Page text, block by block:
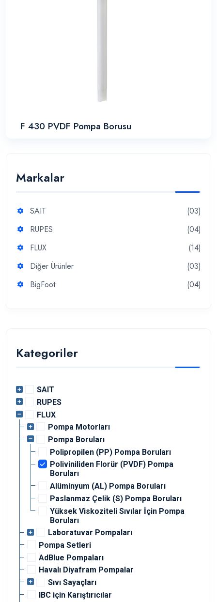
F 430 PVDF Pompa Borusu
Markalar
SAIT
(03)
RUPES
(04)
FLUX
(14)
Diğer Ürünler
(03)
BigFoot
(04)
Kategoriler
SAIT
RUPES
FLUX
Pompa Motorları
Pompa Boruları
Polipropilen (PP) Pompa Boruları
Poliviniliden Florür (PVDF) Pompa
Boruları
Alüminyum (AL) Pompa Boruları
Paslanmaz Çelik (S) Pompa Boruları
Yüksek Viskoziteli Sıvılar İçin Pompa
Boruları
Laboratuvar Pompaları
Pompa Setleri
AdBlue Pompaları
Havalı Diyafram Pompalar
Sıvı Sayaçları
IBC için Karıştırıcılar